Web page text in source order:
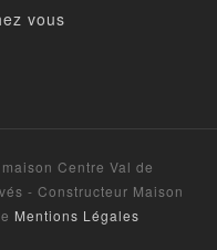
vous
Centre Val de
- Constructeur Maison
Mentions Légales